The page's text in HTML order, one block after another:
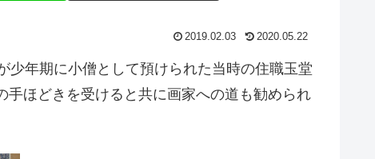
2019.02.03 2020.05.22
少年期に小僧として預けられた当時の住職玉堂
ほどきを受けると共に画家への道も勧められ